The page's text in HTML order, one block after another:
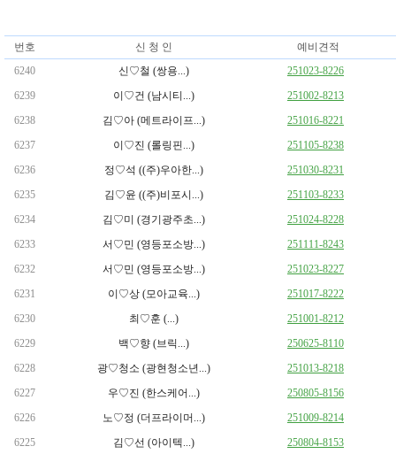
번호 신 청 인
예비견적
6240
신♡철 (쌍용...)
251023-8226
6239
이♡건 (남시티...)
251002-8213
6238
김♡아 (메트라이프...)
251016-8221
6237
이♡진 (롤링핀...)
251105-8238
6236
정♡석 ((주)우아한...)
251030-8231
6235
김♡윤 ((주)비포시...)
251103-8233
6234
김♡미 (경기광주초...)
251024-8228
6233
서♡민 (영등포소방...)
251111-8243
6232
서♡민 (영등포소방...)
251023-8227
6231
이♡상 (모아교육...)
251017-8222
6230
최♡훈 (...)
251001-8212
6229
백♡향 (브릭...)
250625-8110
6228
광♡청소 (광현청소년...)
251013-8218
6227
우♡진 (한스케어...)
250805-8156
6226
노♡정 (더프라이머...)
251009-8214
6225
김♡선 (아이텍...)
250804-8153